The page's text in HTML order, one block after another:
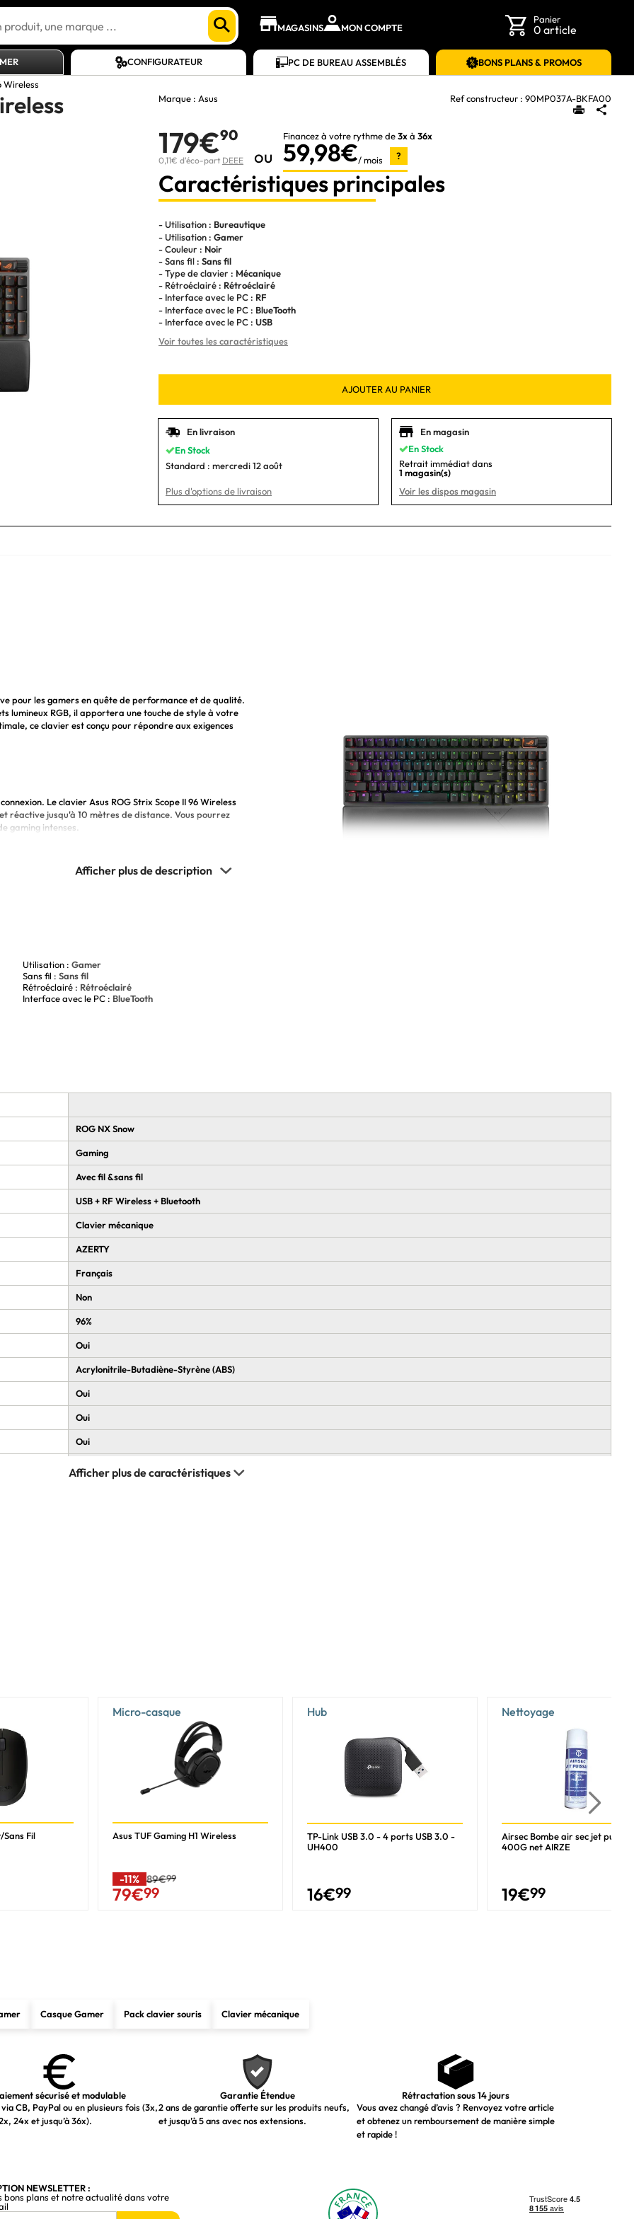
MAGASINS MON COMPTE
Panier
0 article
CONFIGURATEUR PC DE BUREAU ASSEMBLÉS
BONS PLANS & PROMOS
Wireless
Marque : Asus Ref constructeur : 90MP037A-BKFA00
179€90
0,11€ d'éco-part DEEE ou
Financez à votre rythme de3xà 36x
59,98€/ mois ?
Caractéristiques principales
- Utilisation : Bureautique
- Utilisation : Gamer
- Couleur : Noir
- Sans fil : Sans fil
- Type de clavier : Mécanique
- Rétroéclairé : Rétroéclairé
- Interface avec le PC : RF
- Interface avec le PC : BlueTooth
- Interface avec le PC : USB
Voir toutes les caractéristiques
AJOUTER AU PANIER
En livraison
En Stock
Standard : mercredi 12 août
Plus d'options de livraison
En magasin
En Stock
Retrait immédiat dans
1 magasin(s)
Voir les dispos magasin
pour les gamers en quête de performance et de qualité.
lumineux RGB, il apportera une touche de style à votre
ce clavier est conçu pour répondre aux exigences
Le clavier Asus ROG Strix Scope II 96 Wireless
réactive jusqu'à 10 mètres de distance. Vous pourrez
gaming intenses.
vos préférences pour une expérience de jeu sur mesure.
d'utilisation optimal. Sa forme compacte et son
de jeu. De plus, sa structure en aluminium de qualité
et régulière.
gamers à la recherche d'un clavier performant,
il s'adaptera parfaitement à tous les styles de jeu
plus rien vous arrêter dans votre quête de la victoire
Utilisation : Gamer
Sans fil : Sans fil
Rétroéclairé : Rétroéclairé
Interface avec le PC : BlueTooth
ROG NX Snow
Gaming
Avec fil &sans fil
USB + RF Wireless + Bluetooth
Clavier mécanique
AZERTY
Français
Non
96%
Oui
Acrylonitrile-Butadiène-Styrène (ABS)
Oui
Oui
Oui
Roulement de la touche N
1,01 kg
Sans Fil
Micro-casque
Asus TUF Gaming H1 Wireless
-11% 89€99
79€99
Hub
TP-Link USB 3.0 - 4 ports USB 3.0 -
UH400
16€99
Nettoyage
Airsec Bombe air sec jet
400G net AIRZE
19€99
Casque Gamer Pack clavier souris Clavier mécanique
sécurisé et modulable
CB, PayPal ou en plusieurs fois (3x,
24x et jusqu’à 36x).
Garantie Étendue
2 ans de garantie offerte sur les produits neufs,
et jusqu’à 5 ans avec nos extensions.
Rétractation sous 14 jours
Vous avez changé d’avis ? Renvoyez votre article
et obtenez un remboursement de manière simple
et rapide !
NEWSLETTER :
bons plans et notre actualité dans votre